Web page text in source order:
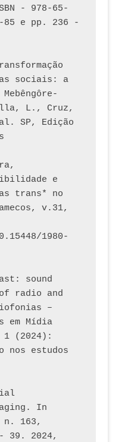
- 978-65-
85 e pp. 236 -
sociais: a
L., Cruz,
SP, Edição
e
trans* no
v.31,
1980-
sound
radio and
–
em Mídia
(2024):
nos estudos
In
n. 163,
39. 2024,